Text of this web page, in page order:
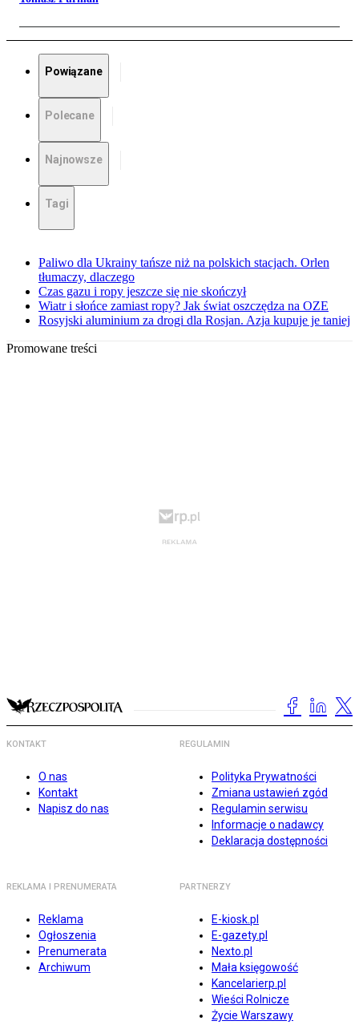
Powiązane
Polecane
Najnowsze
Tagi
Paliwo dla Ukrainy tańsze niż na polskich stacjach. Orlen
tłumaczy, dlaczego
Czas gazu i ropy jeszcze się nie skończył
Wiatr i słońce zamiast ropy? Jak świat oszczędza na OZE
Rosyjski aluminium za drogi dla Rosjan. Azja kupuje je taniej
Promowane treści
KONTAKT
O nas
Kontakt
Napisz do nas
REGULAMIN
Polityka Prywatności
Zmiana ustawień zgód
Regulamin serwisu
Informacje o nadawcy
Deklaracja dostępności
REKLAMA I PRENUMERATA
Reklama
Ogłoszenia
Prenumerata
Archiwum
PARTNERZY
E-kiosk.pl
E-gazety.pl
Nexto.pl
Mała księgowość
Kancelarierp.pl
Wieści Rolnicze
Życie Warszawy